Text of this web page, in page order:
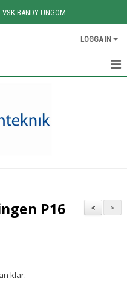
BANDY UNGOM
LOGGA IN
>
<
P16
klar.